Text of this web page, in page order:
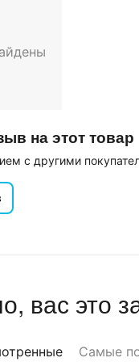
на этот товар
с другими
вас это
Самые